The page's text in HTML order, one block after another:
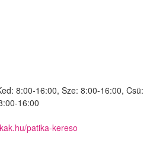
8:00-16:00, Sze: 8:00-16:00, Csü:
16:00
patika-kereso